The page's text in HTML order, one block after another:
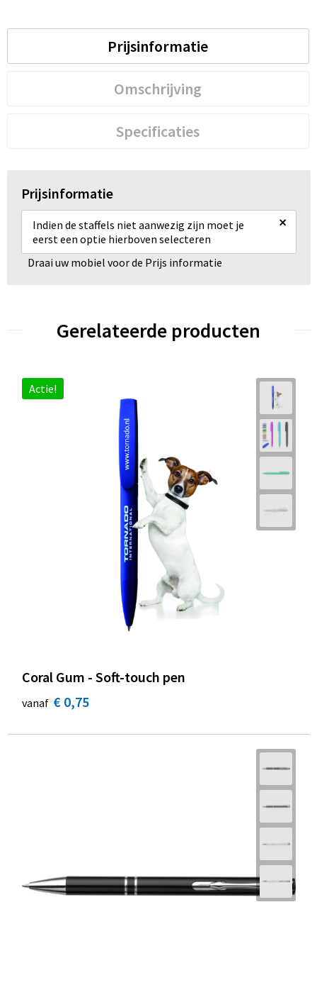
Prijsinformatie
Omschrijving
Specificaties
Prijsinformatie
Indien de staffels niet aanwezig zijn moet je
eerst een optie hierboven selecteren
×
Draai uw mobiel voor de Prijs informatie
Gerelateerde producten
Actie!
Coral Gum - Soft-touch pen
vanaf € 0,75